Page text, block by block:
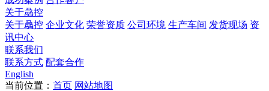
关于骉控
关于骉控 企业文化 荣誉资质 公司环境 生产车间 发货现场 资
讯中心
联系我们
联系方式 配套合作
English
当前位置： 首页 网站地图